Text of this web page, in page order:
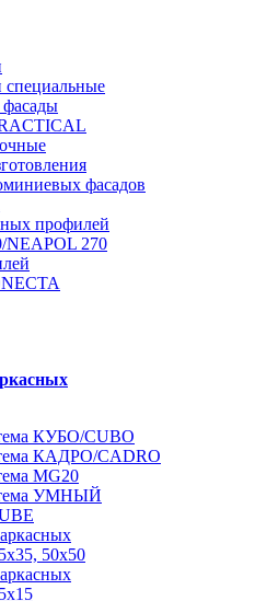
специальные
фасадов
профилей
270
КУБО/CUBO
КАДРО/CADRO
MG20
УМНЫЙ
50x50